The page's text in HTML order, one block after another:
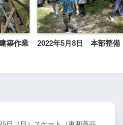
築作業 2022年5月8日 本部整備